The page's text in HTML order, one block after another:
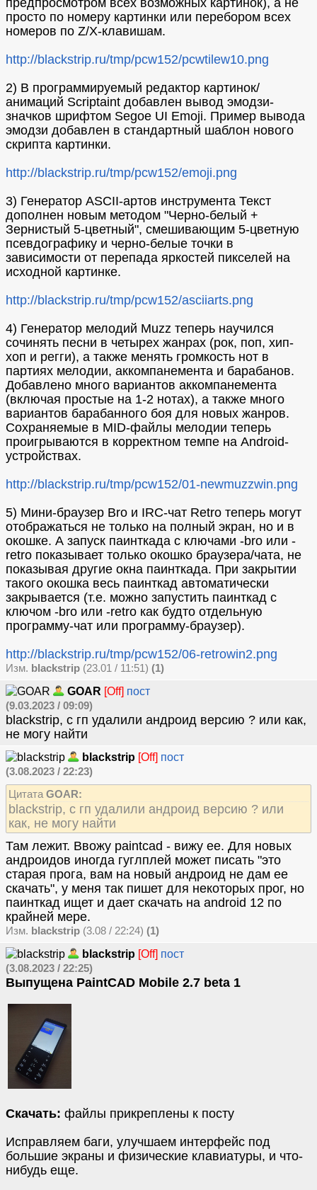
просто по номеру картинки или перебором всех
номеров по Z/X-клавишам.
http://blackstrip.ru/tmp/pcw152/pcwtilew10.png
2) В программируемый редактор картинок/
анимаций Scriptaint добавлен вывод эмодзи-
значков шрифтом Segoe UI Emoji. Пример вывода
эмодзи добавлен в стандартный шаблон нового
скрипта картинки.
http://blackstrip.ru/tmp/pcw152/emoji.png
3) Генератор ASCII-артов инструмента Текст
дополнен новым методом "Черно-белый +
Зернистый 5-цветный", смешивающим 5-цветную
псевдографику и черно-белые точки в
зависимости от перепада яркостей пикселей на
исходной картинке.
http://blackstrip.ru/tmp/pcw152/asciiarts.png
4) Генератор мелодий Muzz теперь научился
сочинять песни в четырех жанрах (рок, поп, хип-
хоп и регги), а также менять громкость нот в
партиях мелодии, аккомпанемента и барабанов.
Добавлено много вариантов аккомпанемента
(включая простые на 1-2 нотах), а также много
вариантов барабанного боя для новых жанров.
Сохраняемые в MID-файлы мелодии теперь
проигрываются в корректном темпе на Android-
устройствах.
http://blackstrip.ru/tmp/pcw152/01-newmuzzwin.png
5) Мини-браузер Bro и IRC-чат Retro теперь могут
отображаться не только на полный экран, но и в
окошке. А запуск паинткада с ключами -bro или -
retro показывает только окошко браузера/чата, не
показывая другие окна паинткада. При закрытии
такого окошка весь паинткад автоматически
закрывается (т.е. можно запустить паинткад с
ключом -bro или -retro как будто отдельную
программу-чат или программу-браузер).
http://blackstrip.ru/tmp/pcw152/06-retrowin2.png
Изм. blackstrip (23.01 / 11:51) (1)
GOAR [Off] пост
(9.03.2023 / 09:09)
blackstrip, с гп удалили андроид версию ? или как,
не могу найти
blackstrip [Off] пост
(3.08.2023 / 22:23)
Цитата GOAR:
blackstrip, с гп удалили андроид версию ? или
как, не могу найти
Там лежит. Ввожу paintcad - вижу ее. Для новых
андроидов иногда гуглплей может писать "это
старая прога, вам на новый андроид не дам ее
скачать", у меня так пишет для некоторых прог, но
паинткад ищет и дает скачать на android 12 по
крайней мере.
Изм. blackstrip (3.08 / 22:24) (1)
blackstrip [Off] пост
(3.08.2023 / 22:25)
Выпущена PaintCAD Mobile 2.7 beta 1
Скачать: файлы прикреплены к посту
Исправляем баги, улучшаем интерфейс под
большие экраны и физические клавиатуры, и что-
нибудь еще.